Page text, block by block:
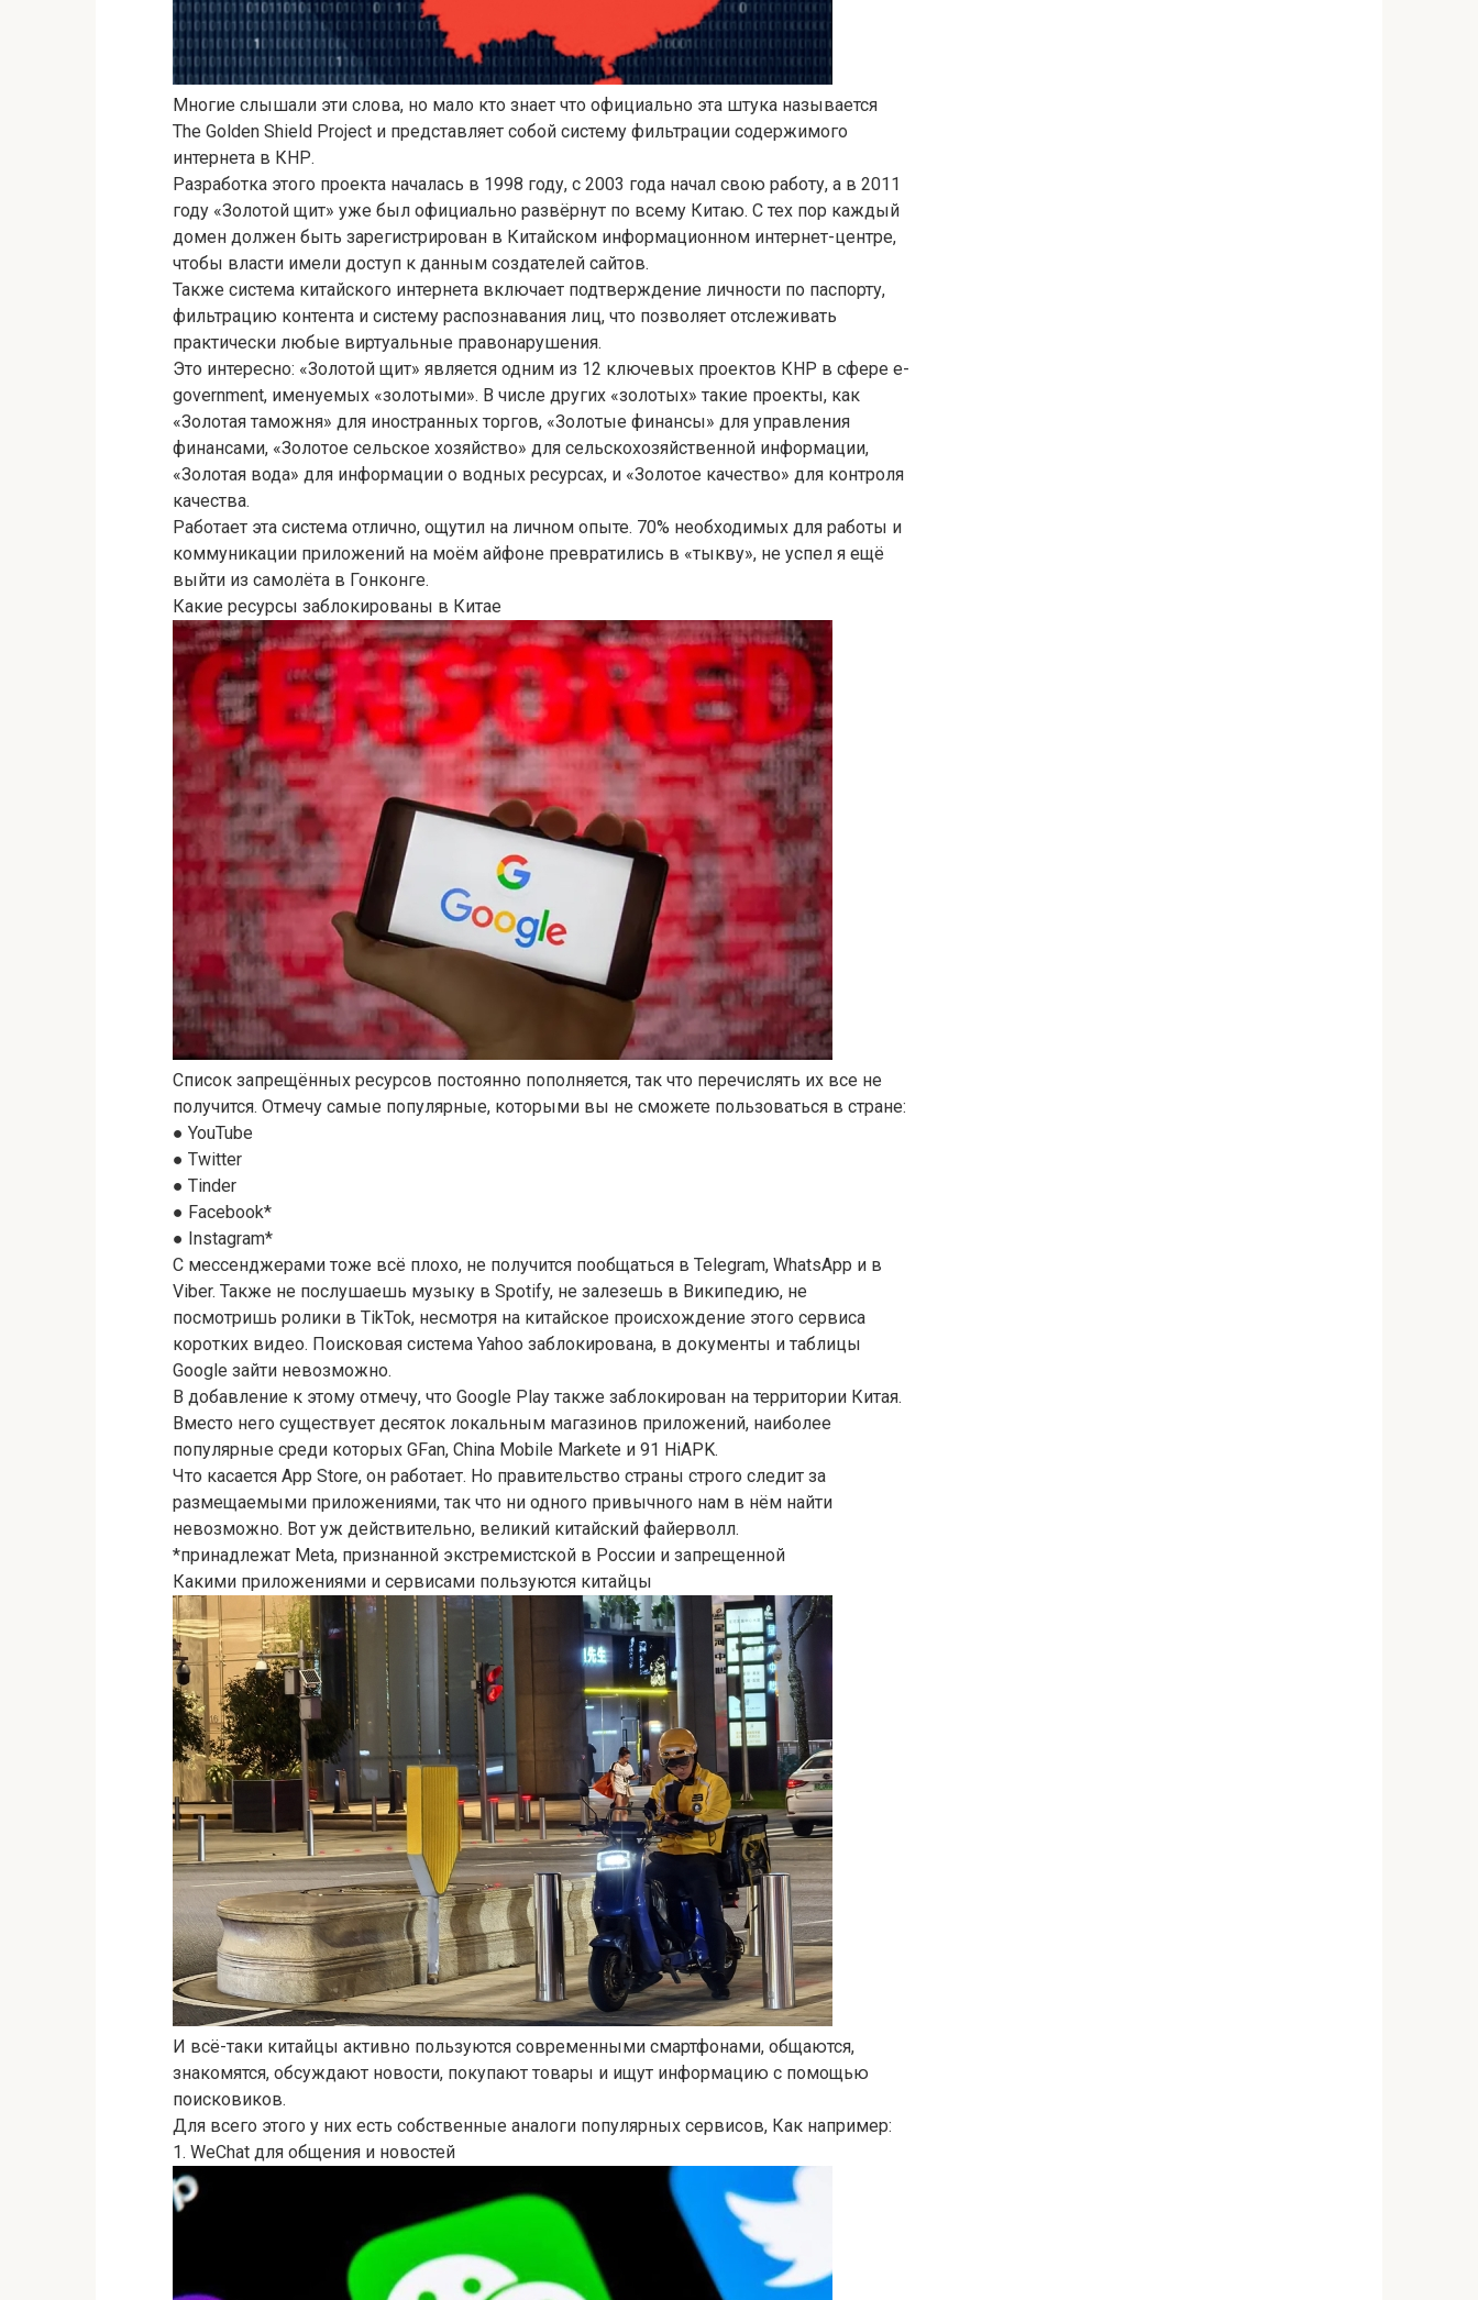
Многие слышали эти слова, но мало кто знает что официально эта штука называется
The Golden Shield Project и представляет собой систему фильтрации содержимого
интернета в КНР.
Разработка этого проекта началась в 1998 году, с 2003 года начал свою работу, а в 2011
году «Золотой щит» уже был официально развёрнут по всему Китаю. С тех пор каждый
домен должен быть зарегистрирован в Китайском информационном интернет-центре,
чтобы власти имели доступ к данным создателей сайтов.
Также система китайского интернета включает подтверждение личности по паспорту,
фильтрацию контента и систему распознавания лиц, что позволяет отслеживать
практически любые виртуальные правонарушения.
Это интересно: «Золотой щит» является одним из 12 ключевых проектов КНР в сфере e-
government, именуемых «золотыми». В числе других «золотых» такие проекты, как
«Золотая таможня» для иностранных торгов, «Золотые финансы» для управления
финансами, «Золотое сельское хозяйство» для сельскохозяйственной информации,
«Золотая вода» для информации о водных ресурсах, и «Золотое качество» для контроля
качества.
Работает эта система отлично, ощутил на личном опыте. 70% необходимых для работы и
коммуникации приложений на моём айфоне превратились в «тыкву», не успел я ещё
выйти из самолёта в Гонконге.
Какие ресурсы заблокированы в Китае
Список запрещённых ресурсов постоянно пополняется, так что перечислять их все не
получится. Отмечу самые популярные, которыми вы не сможете пользоваться в стране:
● YouTube
● Twitter
● Tinder
● Facebook*
● Instagram*
С мессенджерами тоже всё плохо, не получится пообщаться в Telegram, WhatsApp и в
Viber. Также не послушаешь музыку в Spotify, не залезешь в Википедию, не
посмотришь ролики в TikTok, несмотря на китайское происхождение этого сервиса
коротких видео. Поисковая система Yahoo заблокирована, в документы и таблицы
Google зайти невозможно.
В добавление к этому отмечу, что Google Play также заблокирован на территории Китая.
Вместо него существует десяток локальным магазинов приложений, наиболее
популярные среди которых GFan, China Mobile Markete и 91 HiAPK.
Что касается App Store, он работает. Но правительство страны строго следит за
размещаемыми приложениями, так что ни одного привычного нам в нём найти
невозможно. Вот уж действительно, великий китайский файерволл.
*принадлежат Meta, признанной экстремистской в России и запрещенной
Какими приложениями и сервисами пользуются китайцы
И всё-таки китайцы активно пользуются современными смартфонами, общаются,
знакомятся, обсуждают новости, покупают товары и ищут информацию с помощью
поисковиков.
Для всего этого у них есть собственные аналоги популярных сервисов, Как например:
1. WeСhat для общения и новостей